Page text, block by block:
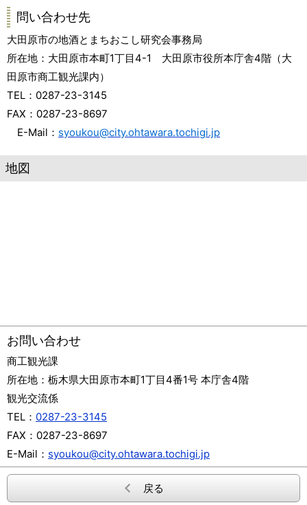
問い合わせ先
大田原市の地酒とまちおこし研究会事務局
所在地：大田原市本町1丁目4-1 大田原市役所本庁舎4階（大
田原市商工観光課内）
TEL：0287-23-3145
FAX：0287-23-8697
E-Mail： syoukou@city.ohtawara.tochigi.jp
地図
お問い合わせ
商工観光課
所在地： 栃木県大田原市本町1丁目4番1号 本庁舎4階
観光交流係
TEL： 0287-23-3145
FAX： 0287-23-8697
E-Mail： syoukou@city.ohtawara.tochigi.jp
戻る